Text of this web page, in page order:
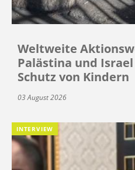
Weltweite
Palästina und
Schutz von Kindern
03 August 2026
INTERVIEW